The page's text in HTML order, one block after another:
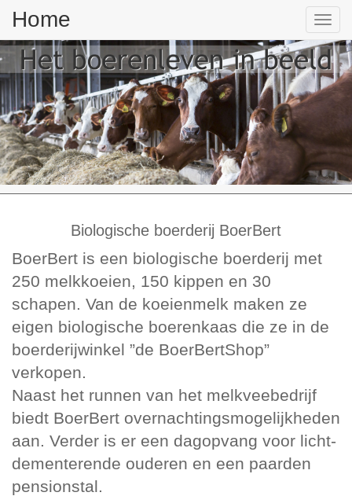
Home
Biologische boerderij BoerBert
BoerBert is een biologische boerderij met
250 melkkoeien, 150 kippen en 30
schapen. Van de koeienmelk maken ze
eigen biologische boerenkaas die ze in de
boerderijwinkel ”de BoerBertShop”
verkopen.
Naast het runnen van het melkveebedrijf
biedt BoerBert overnachtingsmogelijkheden
aan. Verder is er een dagopvang voor licht-
dementerende ouderen en een paarden
pensionstal.